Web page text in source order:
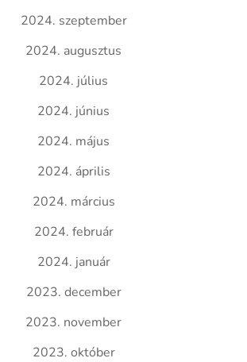
2024. szeptember
2024. augusztus
2024. július
2024. június
2024. május
2024. április
2024. március
2024. február
2024. január
2023. december
2023. november
2023. október